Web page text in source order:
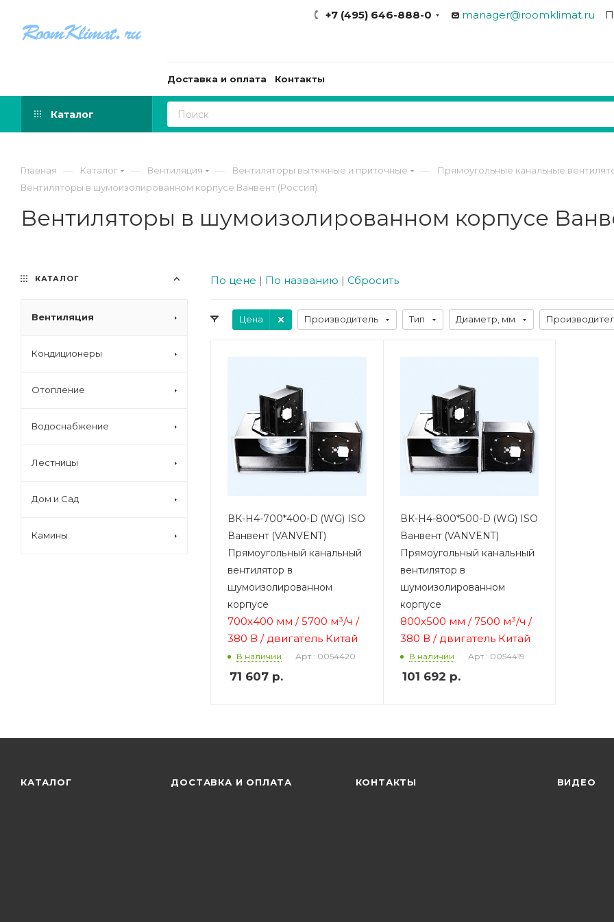
+7 (495) 646-888-0 manager@roomklimat.ru
Доставка и оплата Контакты
Каталог
Главная — Каталог — Вентиляция — Вентиляторы вытяжные и приточные — Прямоугольные канальные
Вентиляторы в шумоизолированном корпусе Ванвент (Россия)
Вентиляторы в шумоизолированном корпусе
По цене | По названию | Сбросить
Цена Производитель Тип Диаметр, мм
ВК-Н4-700*400-D (WG) ISO
Ванвент (VANVENT)
Прямоугольный канальный
вентилятор в
шумоизолированном
корпусе
700х400 мм / 5700 м³/ч /
380 В / двигатель Китай
В наличии Арт.: 0054420
71 607 р.
ВК-Н4-800*500-D (WG) ISO
Ванвент (VANVENT)
Прямоугольный канальный
вентилятор в
шумоизолированном
корпусе
800х500 мм / 7500 м³/ч /
380 В / двигатель Китай
В наличии Арт.: 0054419
101 692 р.
КАТАЛОГ
Вентиляция
Кондиционеры
Отопление
Водоснабжение
Лестницы
Дом и Сад
Камины
КАТАЛОГ ДОСТАВКА И ОПЛАТА КОНТАКТЫ ВИДЕО